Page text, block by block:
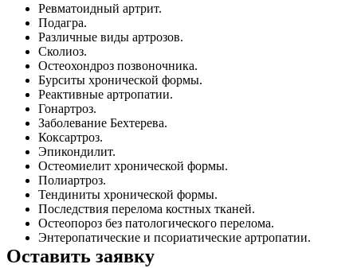
Ревматоидный артрит.
Подагра.
Различные виды артрозов.
Сколиоз.
Остеохондроз позвоночника.
Бурситы хронической формы.
Реактивные артропатии.
Гонартроз.
Заболевание Бехтерева.
Коксартроз.
Эпикондилит.
Остеомиелит хронической формы.
Полиартроз.
Тендиниты хронической формы.
Последствия перелома костных тканей.
Остеопороз без патологического перелома.
Энтеропатические и псориатические артропатии.
Оставить заявку